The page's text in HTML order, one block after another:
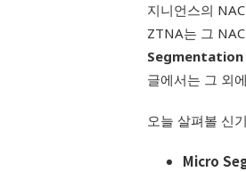
지니언스의
ZTNA는 그
글에서는 그 외
오늘 살펴볼 신
Micro